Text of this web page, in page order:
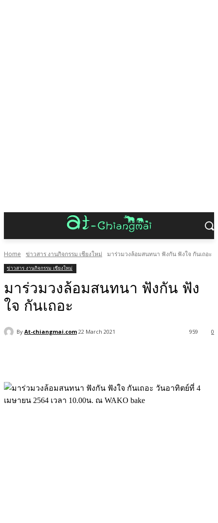
Home ข่าวสาร งานกิจกรรม เชียงใหม่ มาร่วมวงล้อมสนทนา ฟังกัน ฟังใจ กันเถอะ
ข่าวสาร งานกิจกรรม เชียงใหม่
มาร่วมวงล้อมสนทนา ฟังกัน ฟัง
ใจ กันเถอะ
By At-chiangmai.com 22 March 2021 0
959